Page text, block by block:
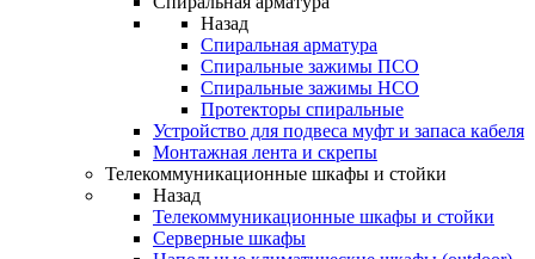
Назад
Спиральная арматура
Спиральные зажимы ПСО
Спиральные зажимы НСО
Протекторы спиральные
Устройство для подвеса муфт и запаса кабеля
Монтажная лента и скрепы
Телекоммуникационные шкафы и стойки
Назад
Телекоммуникационные шкафы и стойки
Серверные шкафы